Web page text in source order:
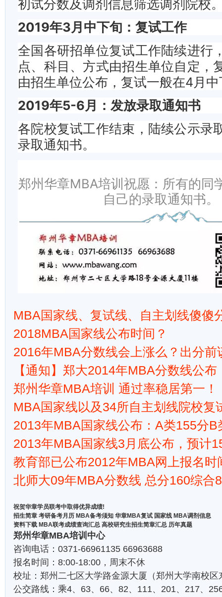
初试分数及调剂信息筛选调剂院校
2019年3月中下旬：复试工作
全国各研招单位复试工作陆续进行
点、科目、方式由招生单位自定，
由招生单位公布，复试一般在4月
2019年5-6月：发放录取通知书
各院校复试工作结束，陆续公示录
录取通知书。
郑州华章MBA培训祝愿：所有的同
自己的录取通知书。
MBA国家线、复试线、自主划线傻傻
2018MBA国家线公布时间？
2016年MBA分数线会上涨么？出分前
【通知】郑大2014年MBA分数线公布
郑州华章MBA培训 通过率稳居第一！
MBA国家线以及34所自主划线院校复
2013年MBA国家线公布：A类155分B
2013年MBA国家线3月底公布，预计
教育部已公布2012年MBA网上报名时
北师大09年MBA分数线 总分160综合
祝贺华章学员联考中取得优异成绩!
招生简章 考研备考月历 MBA备考须知 华章MBA复试 国家线 MBA调剂信息
资料下载 MBA联考成绩查询汇总 高校研究生招生简章汇总 历年真题
郑州华章MBA培训中心
咨询电话：0371-66961135 66963688
报名时间：8:00-18:00，周末不休
校址：郑州二七区大学路金源大厦（郑州大学南校区
公交路线：乘4、63、66、82、111、201、217、